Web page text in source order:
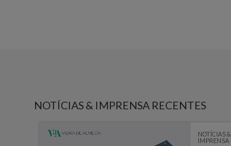
NOTÍCIAS & IMPRENSA RECENTES
NOTÍCIAS &
IMPRENSA